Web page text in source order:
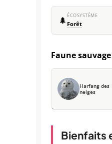
🌲 ÉCOSYSTÈME
Forêt
Faune
Harfang des
neiges
Bienfaits